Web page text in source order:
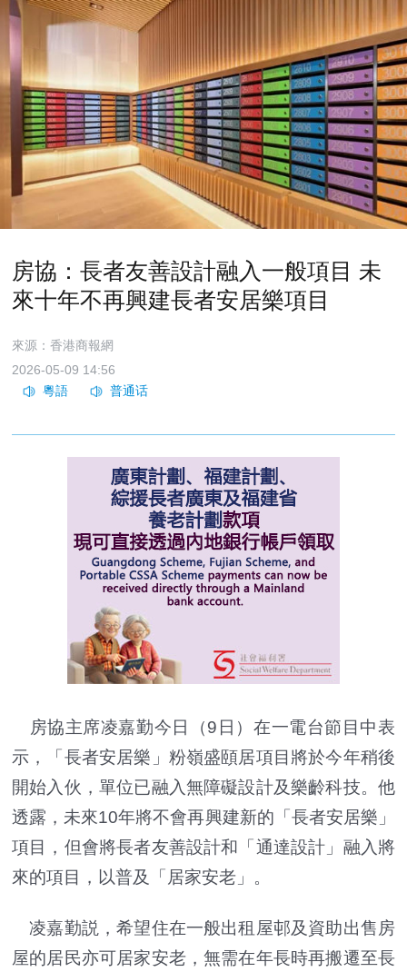
房協：長者友善設計融入一般項目 未
來十年不再興建長者安居樂項目
來源：香港商報網
2026-05-09 14:56
房協主席凌嘉勤今日（9日）在一電台節目中表
示，「長者安居樂」粉嶺盛頤居項目將於今年稍後
開始入伙，單位已融入無障礙設計及樂齡科技。他
透露，未來10年將不會再興建新的「長者安居樂」
項目，但會將長者友善設計和「通達設計」融入將
來的項目，以普及「居家安老」。
凌嘉勤説，希望住在一般出租屋邨及資助出售房
屋的居民亦可居家安老，無需在年長時再搬遷至長